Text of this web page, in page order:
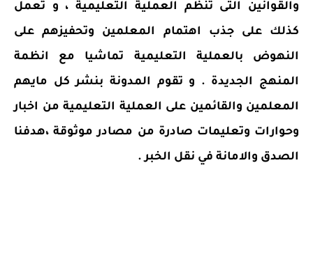
والقوانين التى تنظم العملية التعليمية ، و تعمل
كذلك على جذب اهتمام المعلمين وتحفيزهم على
النهوض بالعملية التعليمية تماشيا مع انظمة
المنهج الجديدة . و تقوم المدونة بنشر كل مايهم
المعلمين والقائمين على العملية التعليمية من اخبار
وحوارات وتعليمات صادرة من مصادر موثوقة ،هدفنا
الصدق والامانة في نقل الخبر .